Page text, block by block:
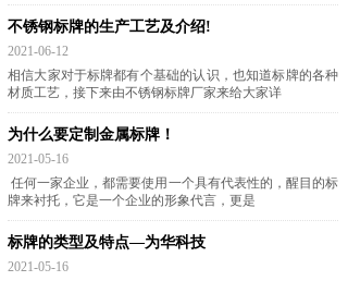
不锈钢标牌的生产工艺及介绍!
2021-06-12
相信大家对于标牌都有个基础的认识，也知道标牌的各种
材质工艺，接下来由不锈钢标牌厂家来给大家详
为什么要定制金属标牌！
2021-05-16
任何一家企业，都需要使用一个具有代表性的，醒目的标
牌来衬托，它是一个企业的形象代言，更是
标牌的类型及特点—为华科技
2021-05-16